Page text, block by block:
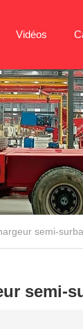
Vidéos
semi-
semi-